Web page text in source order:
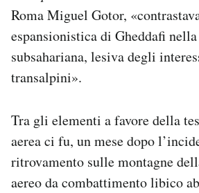
Roma Miguel Gotor,
espansionistica di Gheddafi
subsahariana, lesiva degli
transalpini».
Tra gli elementi a favore della
aerea ci fu, un mese dopo
ritrovamento sulle montagne
aereo da combattimento libico